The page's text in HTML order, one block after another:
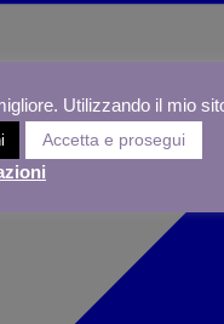
Utilizzando il mio
Accetta e prosegui